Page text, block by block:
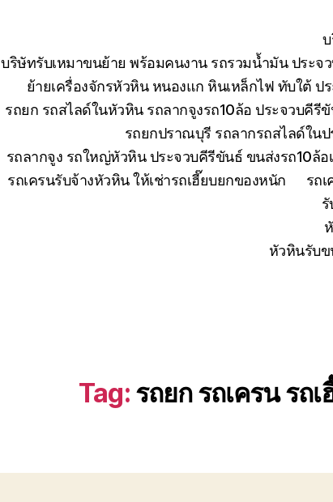
บริษัทรับเหมาขนย้าย พร้อมคนงาน รถรวมน้ำมัน ประจ
ย้ายเครื่องจักรหัวหิน หนองแก หินเหล็กไฟ ทับใต้ ป
รถยก รถสไลด์ในหัวหิน รถลากจูงรถ10ล้อ ประจวบคีรี
รถยกปราณบุรี รถลากรถสไลด์ใน
รถลากจูง รถใหญ่หัวหิน ประจวบคีรีขันธ์ ขนส่งรถ10ล้
รถเครนรับจ้างหัวหิน ให้เช่ารถเฮี๊ยบยกของหนัก
รถ
หัวหินรับข
Tag: รถยก รถเครน รถ